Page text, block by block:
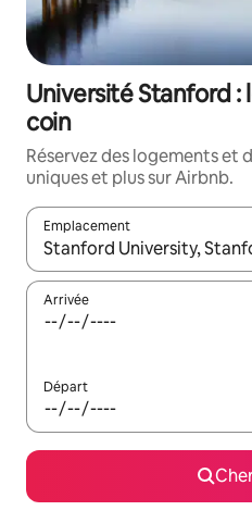
Université Stanford
coin
Réservez des logements et
uniques et plus sur Airbnb.
Emplacement
Quand les résultats sont
Arrivée
Départ